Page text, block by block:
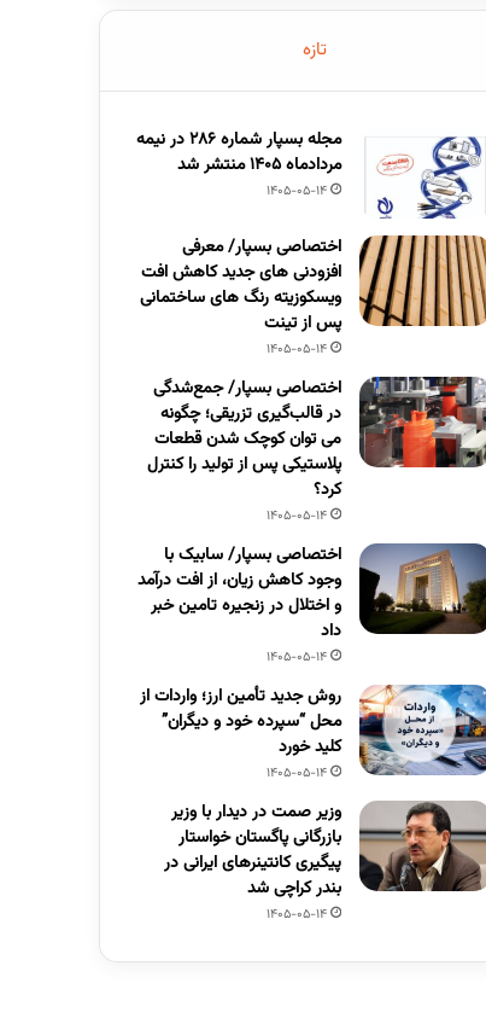
تازه
مجله بسپار شماره 286 در نیمه
مردادماه 1405 منتشر شد
1405-05-14
اختصاصی بسپار/ معرفی
افزودنی های جدید کاهش افت
ویسکوزیته رنگ های ساختمانی
پس از تینت
1405-05-14
اختصاصی بسپار/ جمع‌شدگی
در قالب‌گیری تزریقی؛ چگونه
می توان کوچک شدن قطعات
پلاستیکی پس از تولید را کنترل
کرد؟
1405-05-14
اختصاصی بسپار/ سابیک با
وجود کاهش زیان، از افت درآمد
و اختلال در زنجیره تامین خبر
داد
1405-05-14
روش جدید تأمین ارز؛ واردات از
محل “سپرده خود و دیگران”
کلید خورد
1405-05-14
وزیر صمت در دیدار با وزیر
بازرگانی پاگستان خواستار
پیگیری کانتینرهای ایرانی در
بندر کراچی شد
1405-05-14